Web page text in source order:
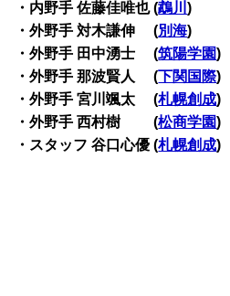
・内野手 佐藤佳唯也 (鵡川)
・外野手 対木謙伸 (別海)
・外野手 田中湧士 (筑陽学園)
・外野手 那波賢人 (下関国際)
・外野手 宮川颯太 (札幌創成)
・外野手 西村樹 (松商学園)
・スタッフ谷口心優 (札幌創成)